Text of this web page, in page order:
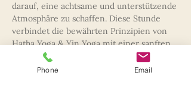
darauf, eine achtsame und unterstützende
Atmosphäre zu schaffen. Diese Stunde
verbindet die bewährten Prinzipien von
Hatha Yoga & Yin Yoga mit einer sanften,
individuell angepassten Praxis, die dich in
deiner persönlichen Entwicklung
Phone Email